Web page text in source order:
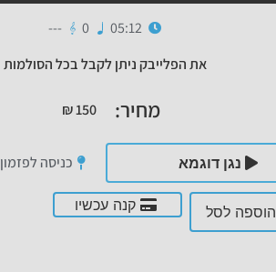
05:12
0
---
את הפלייבק ניתן לקבל בכל הסולמות
מחיר: ₪150
נגן דוגמא כניסה לפזמון
הוספה לסל קנה עכשיו